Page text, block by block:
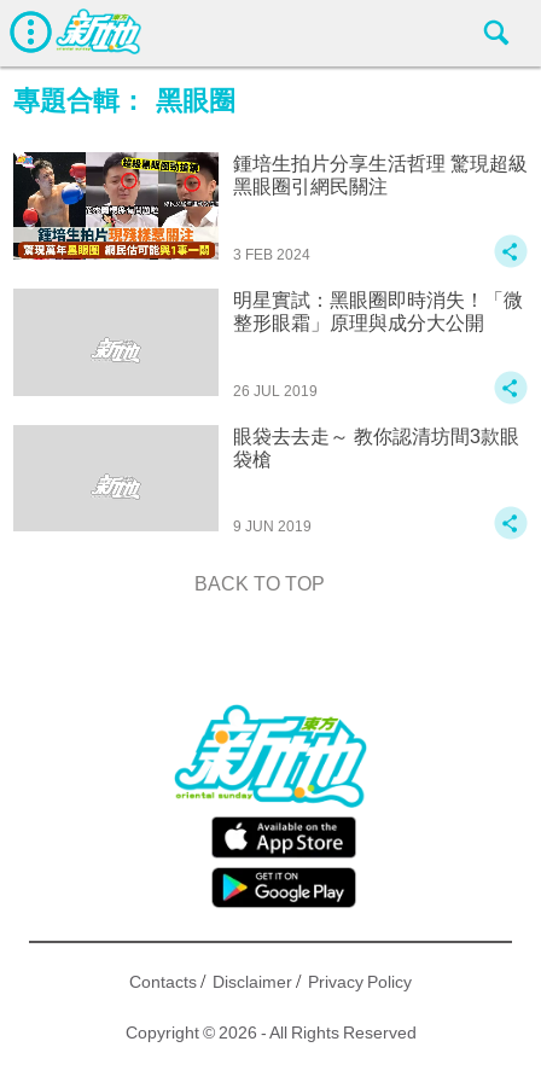
專題合輯： 黑眼圈
鍾培生拍片分享生活哲理 驚現超級
黑眼圈引網民關注
3 FEB 2024
明星實試：黑眼圈即時消失！「微
整形眼霜」原理與成分大公開
26 JUL 2019
眼袋去去走～ 教你認清坊間3款眼
袋槍
9 JUN 2019
BACK TO TOP
Contacts/ Disclaimer/ Privacy Policy
Copyright © 2026 - All Rights Reserved